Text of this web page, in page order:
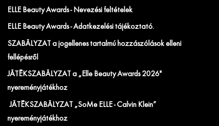
ELLE Beauty Awards - Nevezési feltételek
ELLE Beauty Awards - Adatkezelési tájékoztató.
SZABÁLYZAT a jogellenes tartalmú hozzászólások elleni
fellépésről
JÁTÉKSZABÁLYZAT a „Elle Beauty Awards 2026"
nyereményjátékhoz
JÁTÉKSZABÁLYZAT „SoMe ELLE - Calvin Klein”
nyereményjátékhoz